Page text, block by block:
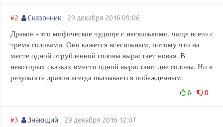
#2 Сказочник 29 декабря 2016 09:06
Дракон - это мифическое чудище с несколькими, чаще всего с
тремя головами. Оно кажется всесильным, потому что на
месте одной отрубленной головы вырастает новая. В
некоторых сказках вместо одной вырастают две головы. Но в
результате дракон всегда оказывается побежденным.
6 0
#3 Знающий 29 декабря 2016 12:07